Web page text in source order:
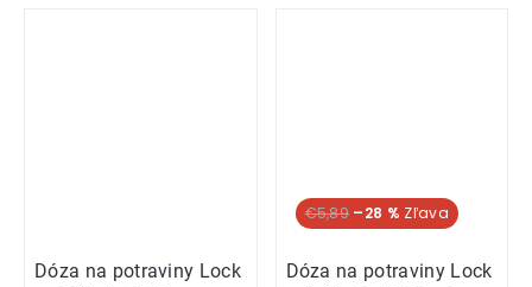
Dóza na potraviny Lock
Akcia
€5,89 –28 %
Dóza na potraviny Lock